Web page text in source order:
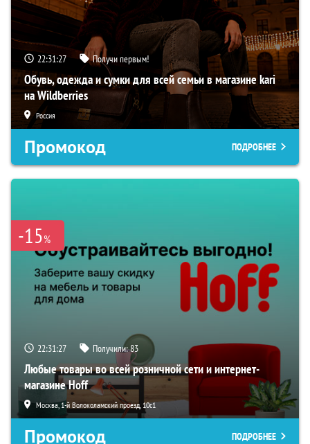
22:31:26 Получи первым!
Обувь, одежда и сумки для всей семьи в магазине kari
на Wildberries
Россия
Промокод ПОДРОБНЕЕ
-15%
22:31:26 Получили:83
Любые товары во всей розничной сети и интернет-
магазине Hoff
Москва, 1-й Волоколамский проезд, 10с1
Промокод ПОДРОБНЕЕ